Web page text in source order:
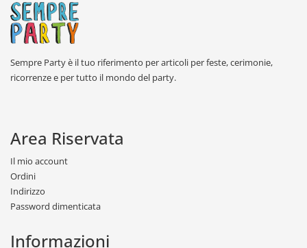
Sempre Party è il tuo riferimento per articoli per feste, cerimonie,
ricorrenze e per tutto il mondo del party.
Area Riservata
Il mio account
Ordini
Indirizzo
Password dimenticata
Informazioni